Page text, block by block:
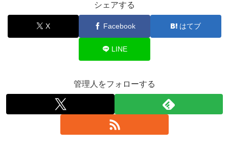
シェアする
X Facebook はてブ
LINE
管理人をフォローする